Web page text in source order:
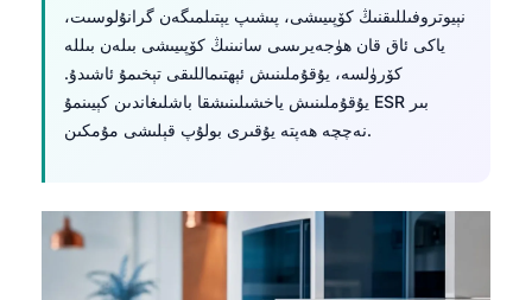
نېيوتروفىللىقنىڭ كۆپىيىشى، پىشىپ يېتىلمىگەن گرانۇلوسىت،
ياكى ئاق قان ھۈجەيرىسى سانىنىڭ كۆپىيىشى بىلەن بىللە
كۆرۈلسە، يۇقۇملىنىش ئېھتىماللىقى تېخىمۇ ئاشىدۇ.
يۇقۇملىنىش ياخشىلىنىشقا باشلىغاندىن كېيىنمۇ ESR بىر
نەچچە ھەپتە يۇقىرى بولۇپ قېلىشى مۇمكىن.